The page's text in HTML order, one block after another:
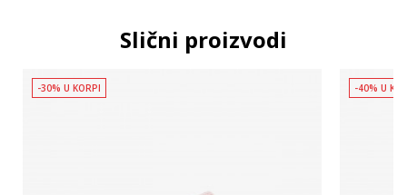
Slični proizvodi
-30% U KORPI -40% U